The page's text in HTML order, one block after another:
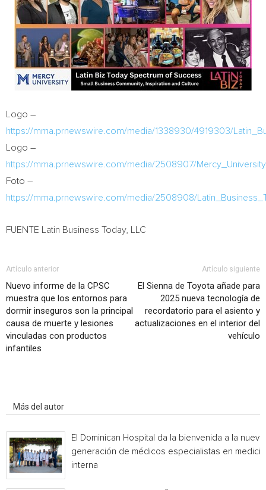
Logo –
https://mma.prnewswire.com/media/1338930/4919303/
Logo –
https://mma.prnewswire.com/media/2508907/
Foto –
https://mma.prnewswire.com/media/2508908/
FUENTE Latin Business Today, LLC
Artículo anterior
Nuevo informe de la CPSC
muestra que los entornos para
dormir inseguros son la principal
causa de muerte y lesiones
vinculadas con productos
infantiles
Artículo siguiente
El Sienna de Toyota añade para
2025 nueva tecnología de
recordatorio para el asiento y
actualizaciones en el interior del
vehículo
Más del autor
El Dominican Hospital da la bienvenida a la nueva
generación de médicos especialistas en
interna